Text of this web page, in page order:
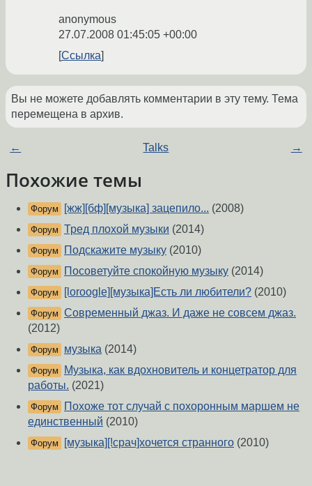
anonymous
27.07.2008 01:45:05 +00:00
Ссылка
Вы не можете добавлять комментарии в эту тему. Тема
перемещена в архив.
← Talks →
Похожие темы
Форум [жж][бф][музыка] зацепило... (2008)
Форум Тред плохой музыки (2014)
Форум Подскажите музыку (2010)
Форум Посоветуйте спокойную музыку (2014)
Форум [loroogle][музыка]Есть ли любители? (2010)
Форум Современный джаз. И даже не совсем джаз.
(2012)
Форум музыка (2014)
Форум
Музыка, как вдохновитель и концетратор для
работы. (2021)
Форум
Похоже тот случай с похоронным маршем не
единственный (2010)
Форум [музыка][!срач]хочется странного (2010)